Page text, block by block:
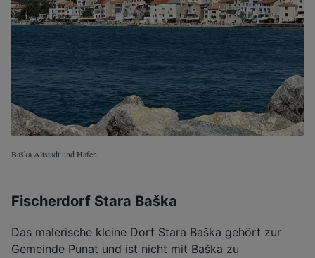
Baška Altstadt und Hafen
Fischerdorf Stara Baška
Das malerische kleine Dorf Stara Baška gehört zur
Gemeinde Punat und ist nicht mit Baška zu